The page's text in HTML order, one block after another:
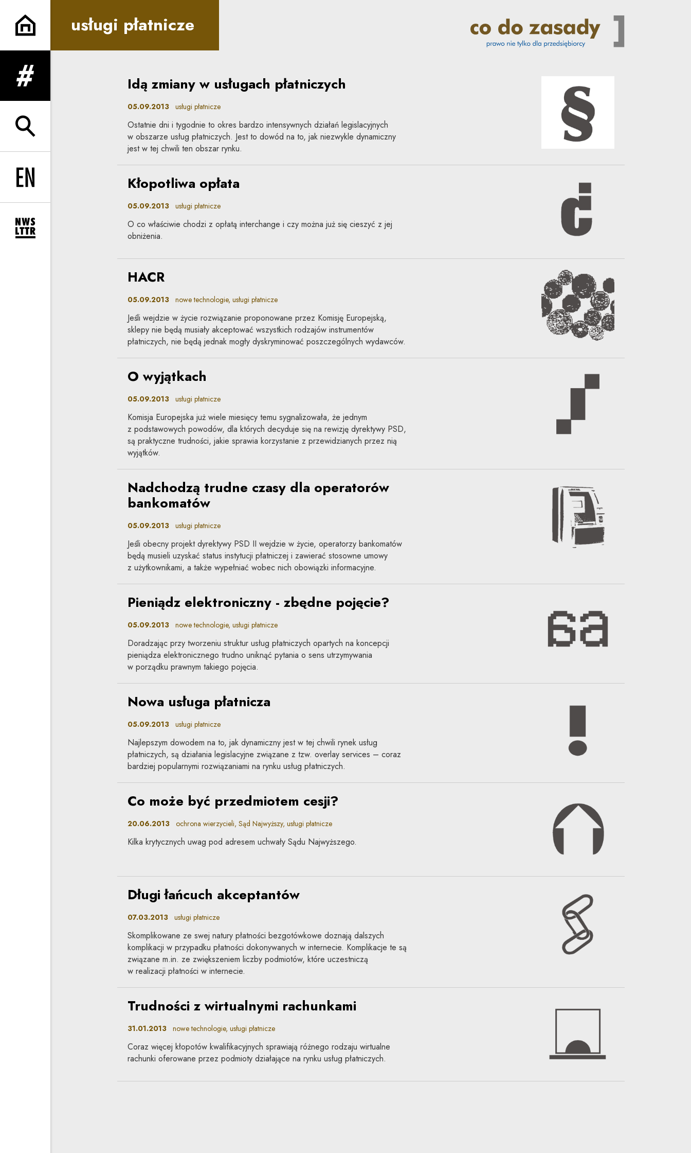
usługi płatnicze | Co do zasady
rozwiń menu
rozwiń wyszukiwarkę
Change language to EN
rozwiń formularz zapisu na newsletter
usługi płatnicze
Idą zmiany w usługach płatniczych
05.09.2013usługi płatnicze
Ostatnie dni i tygodnie to okres bardzo intensywnych działań legislacyjnych
w obszarze usług płatniczych. Jest to dowód na to, jak niezwykle dynamiczny
jest w tej chwili ten obszar rynku.
Kłopotliwa opłata
05.09.2013usługi płatnicze
O co właściwie chodzi z opłatą interchange i czy można już się cieszyć z jej
obniżenia.
HACR
05.09.2013nowe technologie, usługi płatnicze
Jeśli wejdzie w życie rozwiązanie proponowane przez Komisję Europejską,
sklepy nie będą musiały akceptować wszystkich rodzajów instrumentów
płatniczych, nie będą jednak mogły dyskryminować poszczególnych wydawców.
O wyjątkach
05.09.2013usługi płatnicze
Komisja Europejska już wiele miesięcy temu sygnalizowała, że jednym
z podstawowych powodów, dla których decyduje się na rewizję dyrektywy PSD,
są praktyczne trudności, jakie sprawia korzystanie z przewidzianych przez nią
wyjątków.
Nadchodzą trudne czasy dla operatorów
bankomatów
05.09.2013usługi płatnicze
Jeśli obecny projekt dyrektywy PSD II wejdzie w życie, operatorzy bankomatów
będą musieli uzyskać status instytucji płatniczej i zawierać stosowne umowy
z użytkownikami, a także wypełniać wobec nich obowiązki informacyjne.
Pieniądz elektroniczny - zbędne pojęcie?
05.09.2013nowe technologie, usługi płatnicze
Doradzając przy tworzeniu struktur usług płatniczych opartych na koncepcji
pieniądza elektronicznego trudno uniknąć pytania o sens utrzymywania
w porządku prawnym takiego pojęcia.
Nowa usługa płatnicza
05.09.2013usługi płatnicze
Najlepszym dowodem na to, jak dynamiczny jest w tej chwili rynek usług
płatniczych, są działania legislacyjne związane z tzw. overlay services – coraz
bardziej popularnymi rozwiązaniami na rynku usług płatniczych.
Co może być przedmiotem cesji?
20.06.2013ochrona wierzycieli, Sąd Najwyższy, usługi płatnicze
Kilka krytycznych uwag pod adresem uchwały Sądu Najwyższego.
Długi łańcuch akceptantów
07.03.2013usługi płatnicze
Skomplikowane ze swej natury płatności bezgotówkowe doznają dalszych
komplikacji w przypadku płatności dokonywanych w internecie. Komplikacje te są
związane m.in. ze zwiększeniem liczby podmiotów, które uczestniczą
w realizacji płatności w internecie.
Trudności z wirtualnymi rachunkami
31.01.2013nowe technologie, usługi płatnicze
Coraz więcej kłopotów kwalifikacyjnych sprawiają różnego rodzaju wirtualne
rachunki oferowane przez podmioty działające na rynku usług płatniczych.